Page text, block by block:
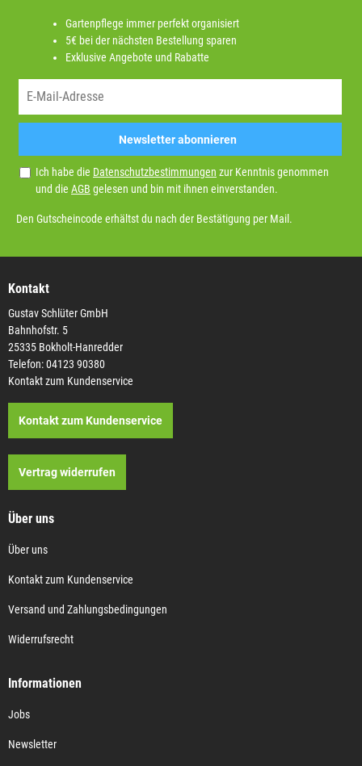
Gartenpflege immer perfekt organisiert
5€ bei der nächsten Bestellung sparen
Exklusive Angebote und Rabatte
Newsletter abonnieren
Ich habe die Datenschutzbestimmungen zur Kenntnis genommen
und die AGB gelesen und bin mit ihnen einverstanden.
Den Gutscheincode erhältst du nach der Bestätigung per Mail.
Kontakt
Gustav Schlüter GmbH
Bahnhofstr. 5
25335 Bokholt-Hanredder
Telefon: 04123 90380
Kontakt zum Kundenservice
Kontakt zum Kundenservice
Vertrag widerrufen
Über uns
Über uns
Kontakt zum Kundenservice
Versand und Zahlungsbedingungen
Widerrufsrecht
Informationen
Jobs
Newsletter